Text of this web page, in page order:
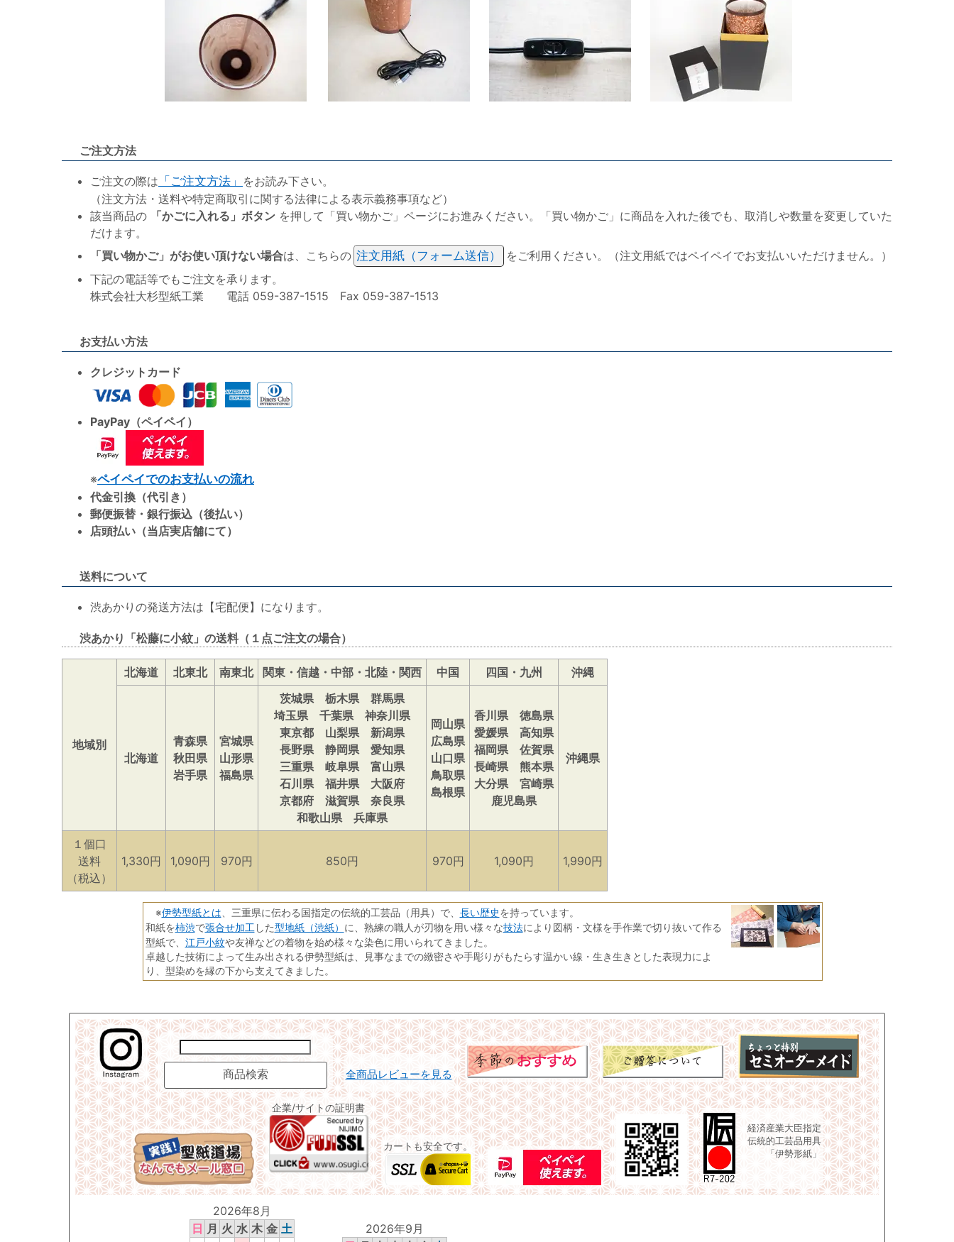
ご注文方法
ご注文の際は 「ご注文方法」 をお読み下さい。
（注文方法・送料や特定商取引に関する法律による表示義務事項など）
該当商品の
「かごに入れる」ボタン を押して「買い物かご」ページにお進みください。「買い物かご」に商品を入れた後でも、取消しや数量を変更していた
だけます。
「買い物かご」がお使い頂けない場合は、こちらの 注文用紙（フォーム送信）
をご利用ください。（注文用紙ではペイペイでお支払いいただけません。）
下記の電話等でもご注文を承ります。
株式会社大杉型紙工業 電話 059-387-1515 Fax 059-387-1513
お支払い方法
クレジットカード
PayPay（ペイペイ）
※ペイペイでのお支払いの流れ
代金引換（代引き）
郵便振替・銀行振込（後払い）
店頭払い（当店実店舗にて）
送料について
渋あかりの発送方法は【宅配便】になります。
渋あかり「松藤に小紋」の送料（１点ご注文の場合）
地域別
北海道 北東北 南東北 関東・信越・中部・北陸・関西 中国 四国・九州 沖縄
北海道
青森県
秋田県
岩手県
宮城県
山形県
福島県
茨城県 栃木県 群馬県
埼玉県 千葉県 神奈川県
東京都 山梨県 新潟県
長野県 静岡県 愛知県
三重県 岐阜県 富山県
石川県 福井県 大阪府
京都府 滋賀県 奈良県
和歌山県 兵庫県
岡山県
広島県
山口県
鳥取県
島根県
香川県 徳島県
愛媛県 高知県
福岡県 佐賀県
長崎県 熊本県
大分県 宮崎県
鹿児島県
沖縄県
１個口
送料
（税込）
1,330円 1,090円 970円 850円 970円 1,090円 1,990円
※伊勢型紙とは、三重県に伝わる国指定の伝統的工芸品（用具）で、 長い歴史を持っています。
和紙を柿渋で張合せ加工した型地紙（渋紙） に、熟練の職人が刃物を用い様々な技法により図柄・文様を手作業で切り抜いて作る
型紙で、 江戸小紋や友禅などの着物を始め様々な染色に用いられてきました。
卓越した技術によって生み出される伊勢型紙は、見事なまでの緻密さや手彫りがもたらす温かい線・生き生きとした表現力によ
り、型染めを縁の下から支えてきました。
全商品レビューを見る
企業/サイトの証明書
カートも安全です。
経済産業大臣指定
伝統的工芸品用具
「伊勢形紙」
2026年8月
日 月 火 水 木 金 土
2026年9月